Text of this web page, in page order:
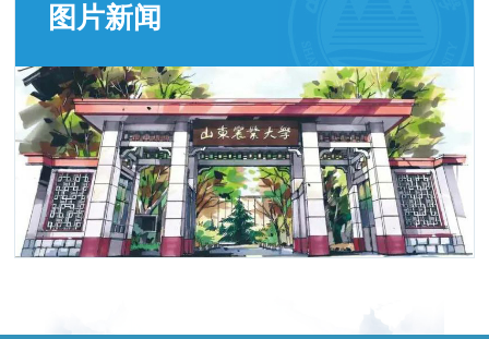
图片新闻